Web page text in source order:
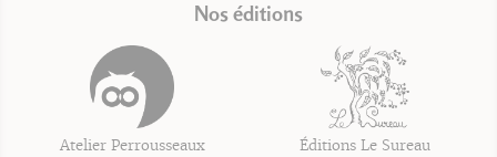
Nos éditions
Atelier Perrousseaux Éditions Le Sureau